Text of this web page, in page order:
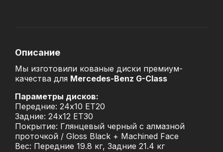
Описание
Мы изготовили кованые диски премиум-
качества для Mercedes-Benz G-Class
Параметры дисков:
Передние: 24x10 ET20
Задние: 24x12 ET30
Покрытие: Глянцевый черный с алмазной
проточкой / Gloss Black + Machined Face
Вес: Передние 19.8 кг, Задние 21.4 кг